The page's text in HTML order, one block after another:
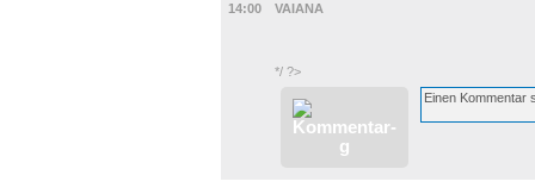
14:00
VAIANA
*/ ?>